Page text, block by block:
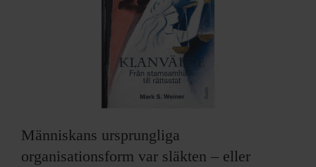
KONTAKTA F&F
SKRIV I F&F
PRENUMERERA PÅ F&F
Människans ursprungliga
organisationsform var släkten – eller